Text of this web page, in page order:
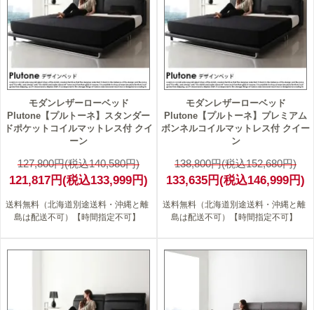
モダンレザーローベッド
Plutone【プルトーネ】スタンダー
ドポケットコイルマットレス付 クイ
ーン
127,800円(税込140,580円)
121,817円(税込133,999円)
送料無料（北海道別途送料・沖縄と離
島は配送不可）【時間指定不可】
モダンレザーローベッド
Plutone【プルトーネ】プレミアム
ボンネルコイルマットレス付 クイー
ン
138,800円(税込152,680円)
133,635円(税込146,999円)
送料無料（北海道別途送料・沖縄と離
島は配送不可）【時間指定不可】